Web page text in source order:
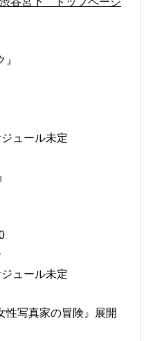
ュール未定
ュール未定
性写真家の冒険』展開